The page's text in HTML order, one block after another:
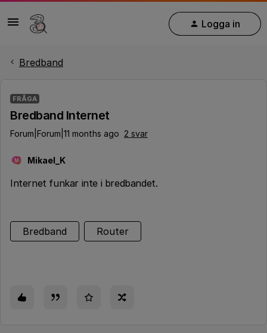
Logga in
Bredband
FRÅGA
Bredband Internet
Forum|Forum|11 months ago 2 svar
M Mikael_K
Internet funkar inte i bredbandet.
Bredband Router